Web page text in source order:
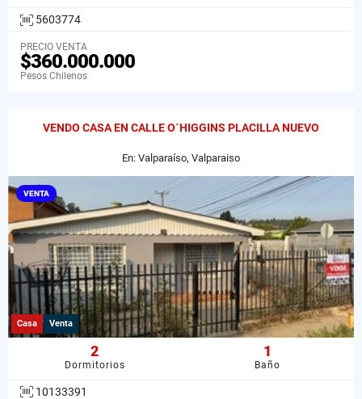
5603774
PRECIO VENTA
$360.000.000
Pesos Chilenos
VENDO CASA EN CALLE O´HIGGINS PLACILLA NUEVO
En: Valparaíso, Valparaiso
VENTA
Casa Venta
2
Dormitorios
1
Baño
10133391